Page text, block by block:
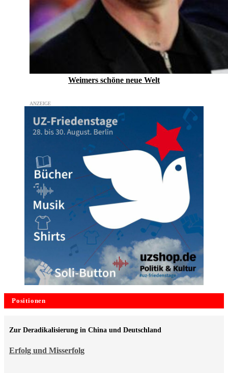
Weimers schöne neue Welt
Positionen
Erfolg und Misserfolg
Zur Deradikalisierung in China und Deutschland